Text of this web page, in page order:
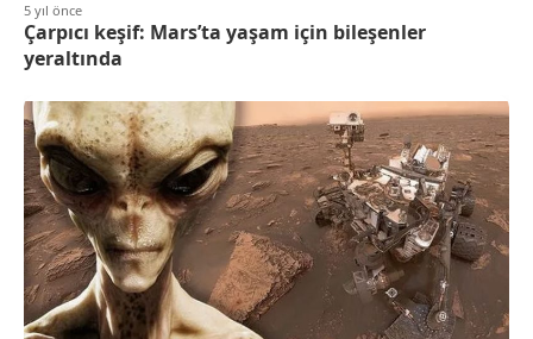
5 yıl önce
Çarpıcı keşif: Mars’ta yaşam için bileşenler
yeraltında